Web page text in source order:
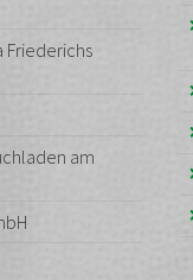
Friederichs
am